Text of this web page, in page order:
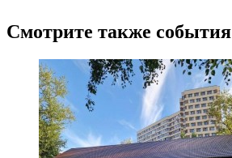
Смотрите также события